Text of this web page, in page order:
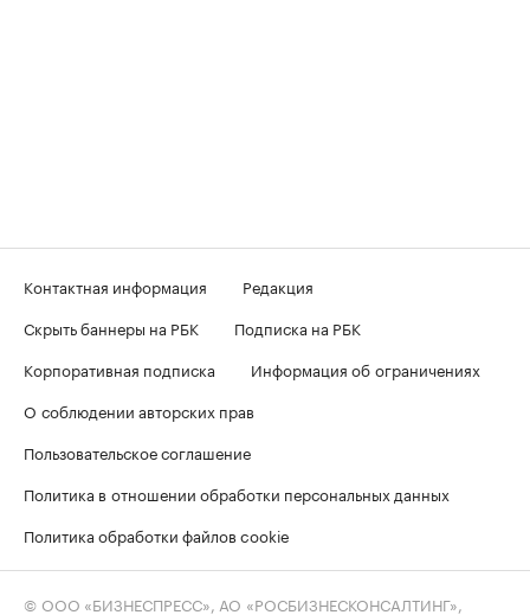
Контактная информация
Редакция
Скрыть баннеры на РБК
Подписка на РБК
Корпоративная подписка
Информация об ограничениях
О соблюдении авторских прав
Пользовательское соглашение
Политика в отношении обработки персональных данных
Политика обработки файлов cookie
© ООО «БИЗНЕСПРЕСС», АО «РОСБИЗНЕСКОНСАЛТИНГ»,